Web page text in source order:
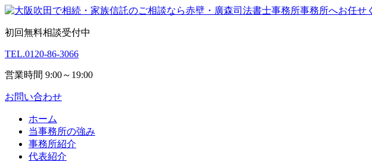
初回無料相談受付中
TEL.0120-86-3066
営業時間 9:00～19:00
お問い合わせ
ホーム
当事務所の強み
事務所紹介
代表紹介